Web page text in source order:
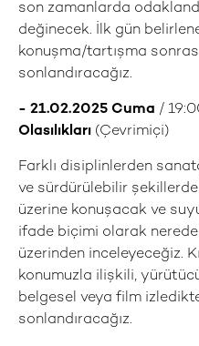
son zamanlarda
değinecek. İlk gün
konuşma/tartışma
sonlandıracağız.
- 21.02.2025 Cuma /
Olasılıkları (Çevrimiçi)
Farklı disiplinlerden
ve sürdürülebilir
üzerine konuşacak ve
ifade biçimi olarak
üzerinden inceleyeceğiz.
konumuzla ilişkili,
belgesel veya film
sonlandıracağız.